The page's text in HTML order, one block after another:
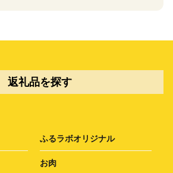
返礼品を探す
ふるラボオリジナル
お肉